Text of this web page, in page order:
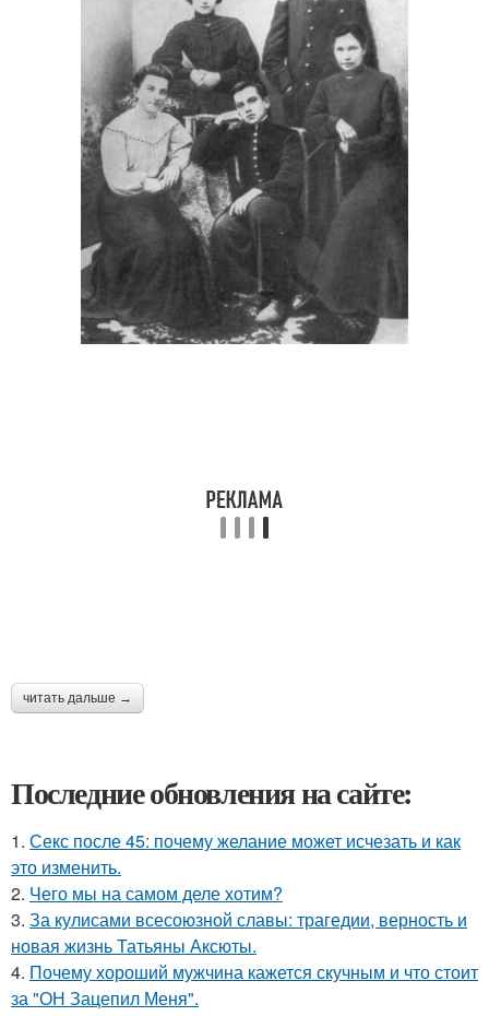
читать дальше →
Последние обновления на сайте:
1. Секс после 45: почему желание может исчезать и как
это изменить.
2. Чего мы на самом деле хотим?
3. За кулисами всесоюзной славы: трагедии, верность и
новая жизнь Татьяны Аксюты.
4. Почему хороший мужчина кажется скучным и что стоит
за "ОН Зацепил Меня".